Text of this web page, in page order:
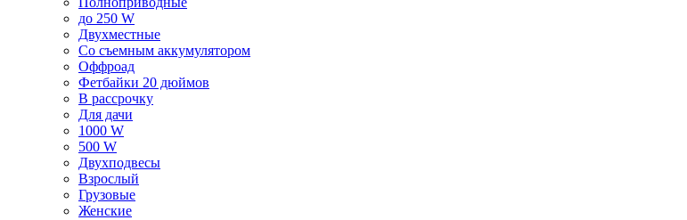
до 250 W
Двухместные
Со съемным аккумулятором
Оффроад
Фетбайки 20 дюймов
В рассрочку
Для дачи
1000 W
500 W
Двухподвесы
Взрослый
Грузовые
Женские